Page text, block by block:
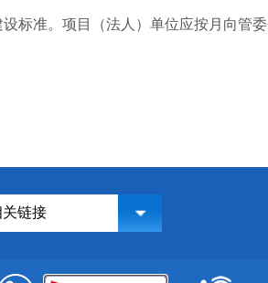
标准。项目（法人）单位应按月向管